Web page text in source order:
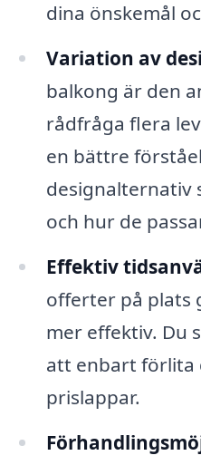
dina önskemål
Variation av
balkong är den
rådfråga flera
en bättre
designalternativ
och hur de
Effektiv
offerter på plats
mer effektiv. Du
att enbart förlita
prislappar.